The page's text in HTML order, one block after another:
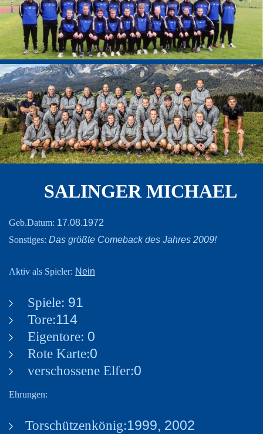
SALINGER MICHAEL
Geb.Datum: 17.08.1972
Sonstiges: Das größte Comeback des Jahres 2009!
Aktiv als Spieler: Nein
Spiele: 91
Tore:114
Eigentore: 0
Rote Karte:0
verschossene Elfer:0
Ehrungen:
Torschützenkönig:1999, 2002